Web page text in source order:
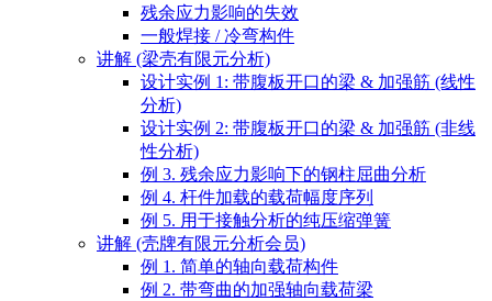
残余应力影响的失效
一般焊接 / 冷弯构件
讲解 (梁壳有限元分析)
设计实例 1: 带腹板开口的梁 & 加强筋 (线性
分析)
设计实例 2: 带腹板开口的梁 & 加强筋 (非线
性分析)
例 3. 残余应力影响下的钢柱屈曲分析
例 4. 杆件加载的载荷幅度序列
例 5. 用于接触分析的纯压缩弹簧
讲解 (壳牌有限元分析会员)
例 1. 简单的轴向载荷构件
例 2. 带弯曲的加强轴向载荷梁